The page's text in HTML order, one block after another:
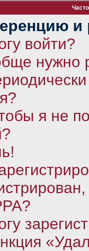
и
войти?
нужно
я не